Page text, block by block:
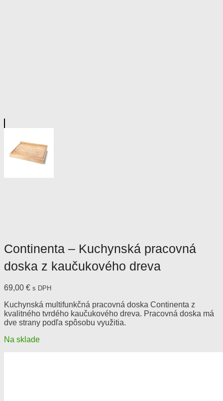
Continenta – Kuchynská pracovná
doska z kaučukového dreva
69,00 € s DPH
Kuchynská multifunkčná pracovná doska Continenta z
kvalitného tvrdého kaučukového dreva. Pracovná doska má
dve strany podľa spôsobu využitia.
Na sklade